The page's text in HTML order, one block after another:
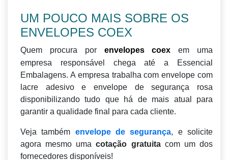
UM POUCO MAIS SOBRE OS
ENVELOPES COEX
Quem procura por envelopes coex em uma
empresa responsável chega até a Essencial
Embalagens. A empresa trabalha com envelope com
lacre adesivo e envelope de segurança rosa
disponibilizando tudo que há de mais atual para
garantir a qualidade final para cada cliente.
Veja também envelope de segurança, e solicite
agora mesmo umacotação gratuitacom um dos
fornecedores disponíveis!